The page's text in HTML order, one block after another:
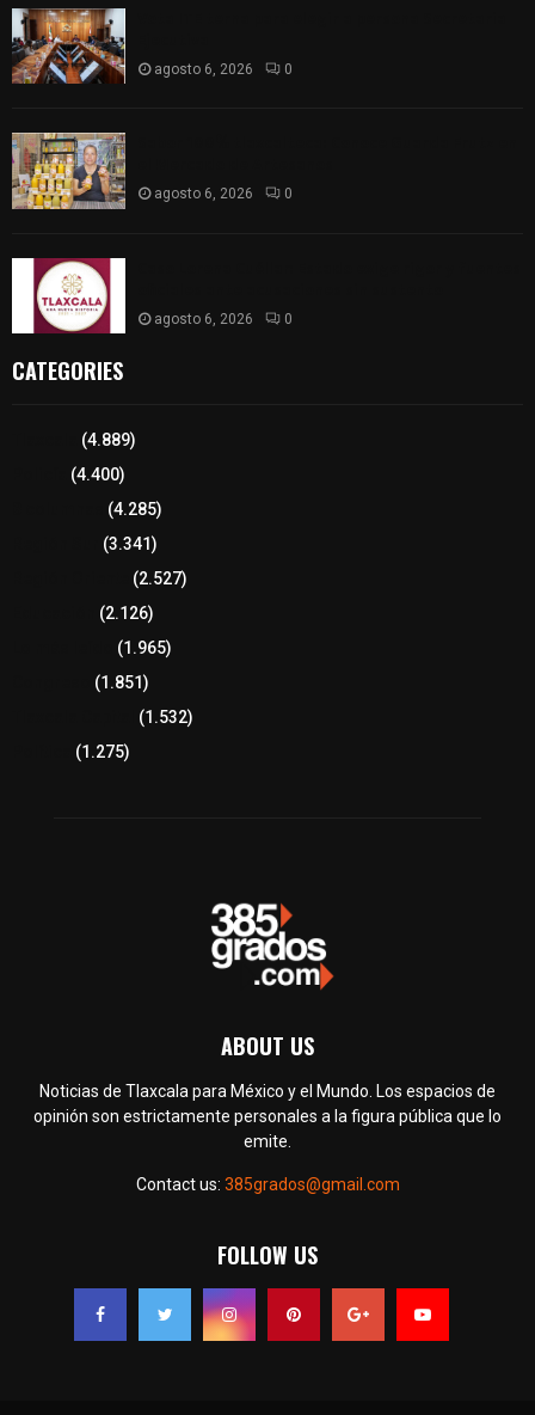
agosto 6, 2026 0
agosto 6, 2026 0
agosto 6, 2026 0
CATEGORIES
(4.889)
(4.400)
(4.285)
(3.341)
(2.527)
(2.126)
(1.965)
(1.851)
(1.532)
(1.275)
ABOUT US
Noticias de Tlaxcala para México y el Mundo. Los espacios de
opinión son estrictamente personales a la figura pública que lo
emite.
Contact us: 385grados@gmail.com
FOLLOW US